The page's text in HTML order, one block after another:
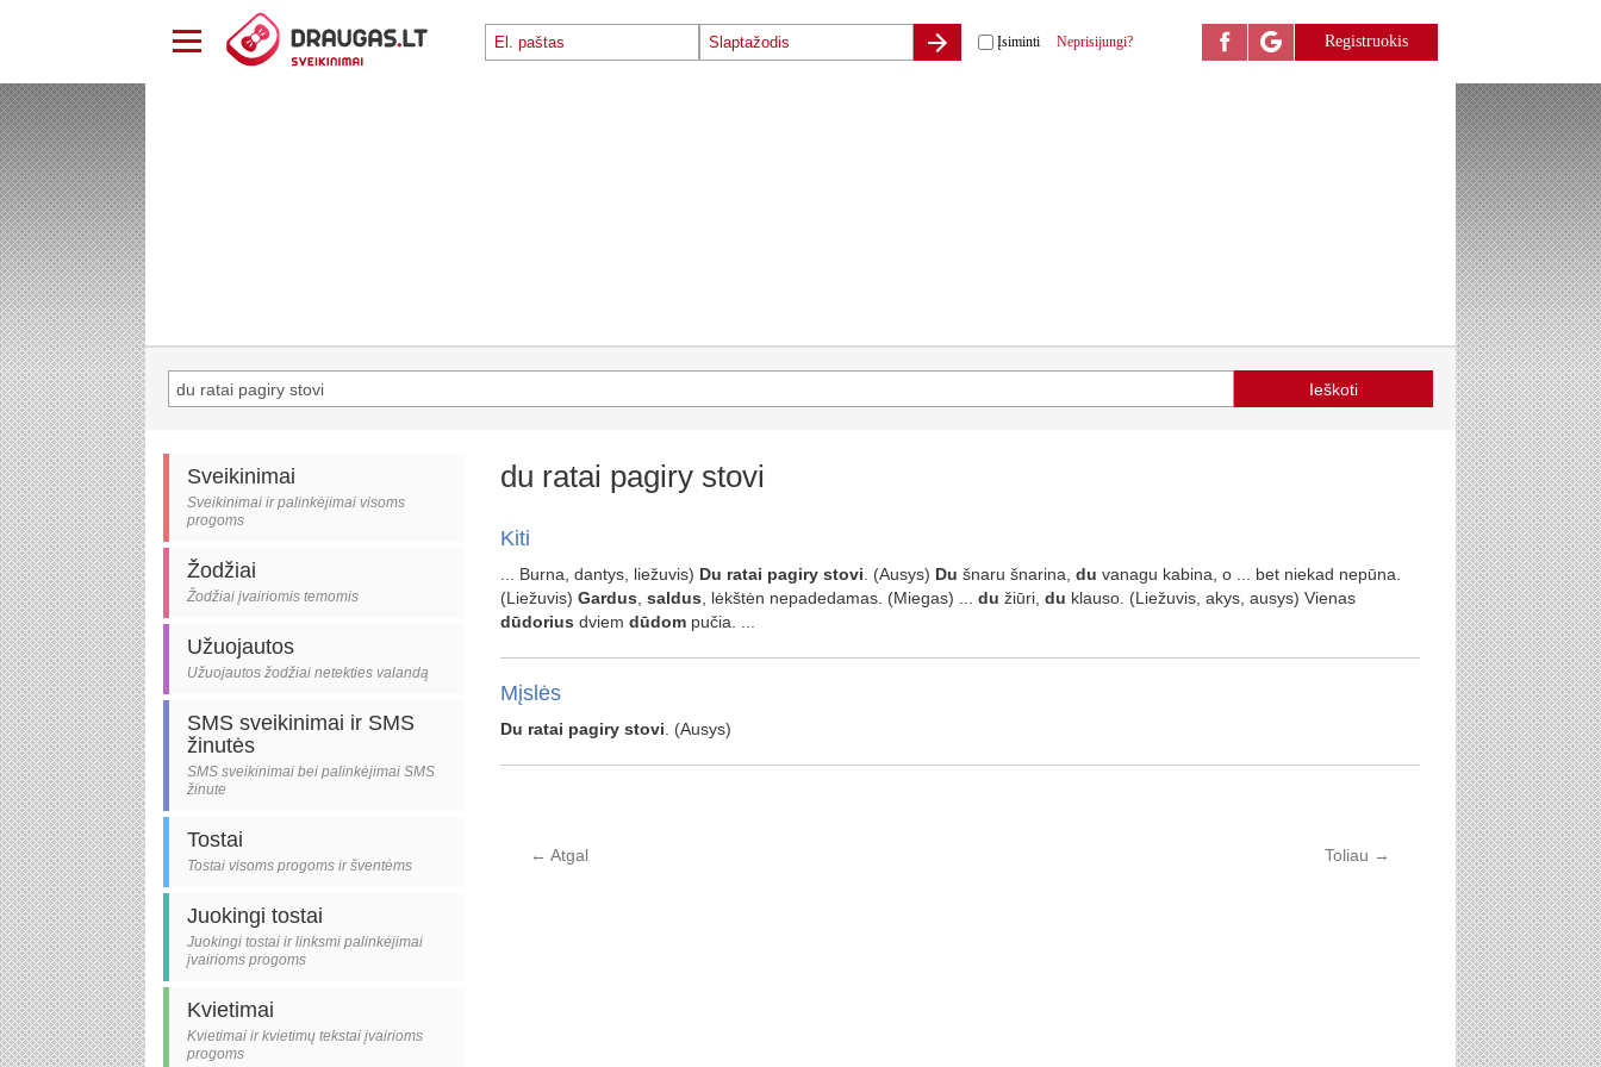
Įsiminti Neprisijungi? Registruokis
Sveikinimai
Sveikinimai ir palinkėjimai visoms
progoms
Žodžiai
Žodžiai įvairiomis temomis
Užuojautos
Užuojautos žodžiai netekties valandą
SMS sveikinimai ir SMS
žinutės
SMS sveikinimai bei palinkėjimai SMS
žinute
Tostai
Tostai visoms progoms ir šventėms
Juokingi tostai
Juokingi tostai ir linksmi palinkėjimai
įvairioms progoms
Kvietimai
Kvietimai ir kvietimų tekstai įvairioms
progoms
du ratai pagiry stovi
Kiti
... Burna, dantys, liežuvis) Du ratai pagiry stovi . (Ausys) Du šnaru šnarina, du vanagu kabina, o ... bet niekad nepūna.
(Liežuvis) Gardus saldus , lėkštėn nepadedamas. (Miegas) ... du žiūri, du klauso. (Liežuvis, akys, ausys) Vienas
dūdorius dviem dūdompučia. ...
Mįslės
Du ratai pagiry stovi . (Ausys)
← Atgal Toliau →